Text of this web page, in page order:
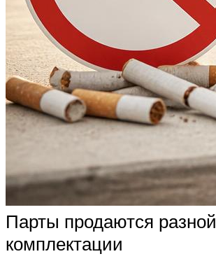
Парты продаются разной
комплектации